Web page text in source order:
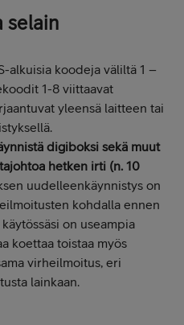
selain
alkuisia koodeja väliltä 1 –
1-8 viittaavat
yleensä laitteen tai
digiboksi sekä muut
hetken irti (n. 10
uudelleenkäynnistys on
kohdalla ennen
on useampia
koettaa toistaa myös
virheilmoitus, eri
lainkaan.